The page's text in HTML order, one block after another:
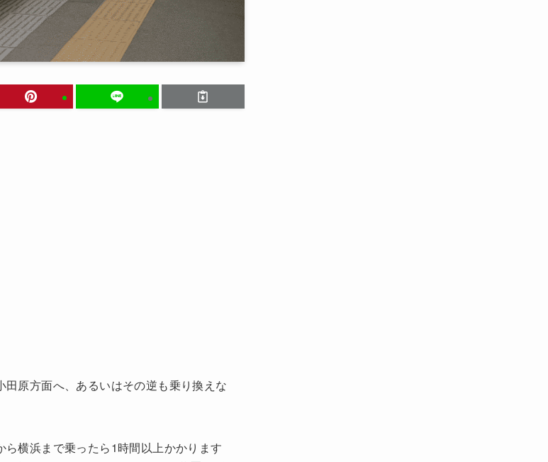
原方面へ、あるいはその逆も乗り換えな
横浜まで乗ったら1時間以上かかります